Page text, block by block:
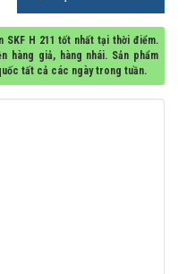
H 211 tốt nhất tại thời điểm.
hàng giả, hàng nhái. Sản phẩm
tất cả các ngày trong tuần.